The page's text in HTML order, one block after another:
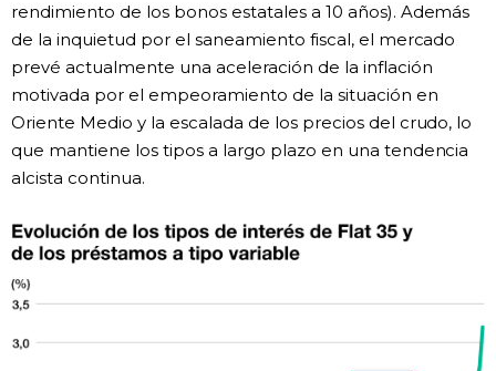
rendimiento de los bonos estatales a 10 años). Además
de la inquietud por el saneamiento fiscal, el mercado
prevé actualmente una aceleración de la inflación
motivada por el empeoramiento de la situación en
Oriente Medio y la escalada de los precios del crudo, lo
que mantiene los tipos a largo plazo en una tendencia
alcista continua.